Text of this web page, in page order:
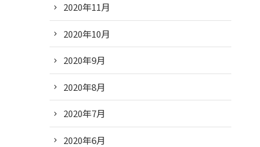
2020年11月
2020年10月
2020年9月
2020年8月
2020年7月
2020年6月